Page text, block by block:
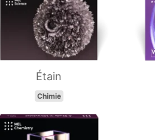
Étain
Chimie